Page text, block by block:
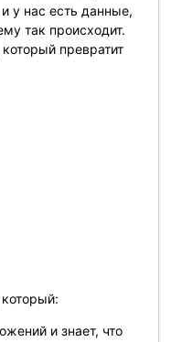
у нас есть данные,
так происходит.
превратит
и знает, что